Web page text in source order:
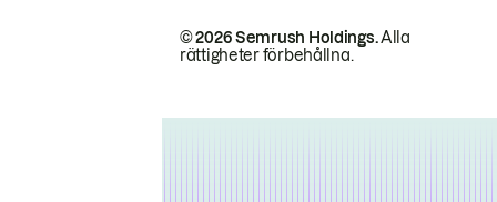
© 2026 Semrush Holdings.Alla
rättigheter förbehållna.